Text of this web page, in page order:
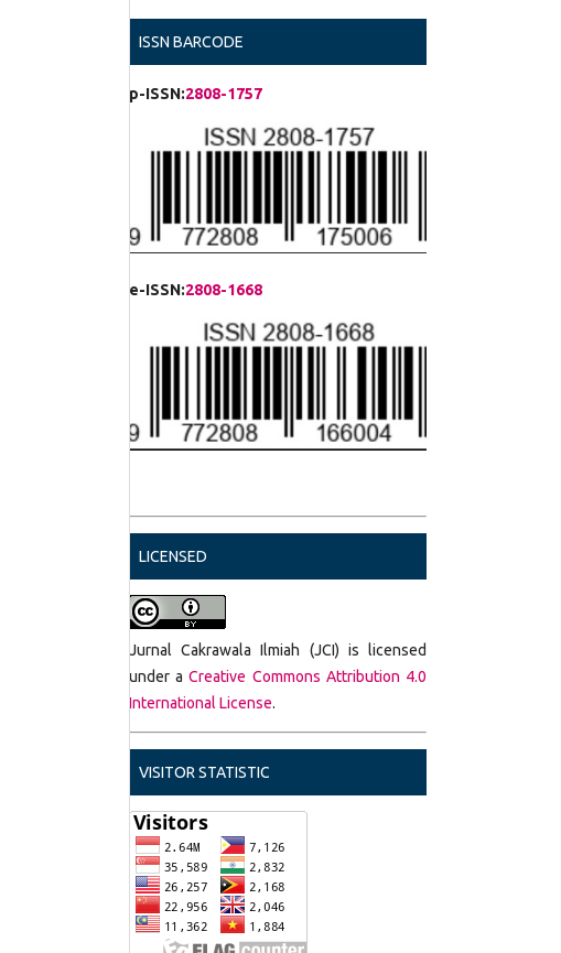
ISSN BARCODE
p-ISSN:2808-1757
e-ISSN:2808-1668
LICENSED
Jurnal Cakrawala Ilmiah (JCI) is licensed
under aCreative Commons Attribution 4.0
International License.
VISITOR STATISTIC